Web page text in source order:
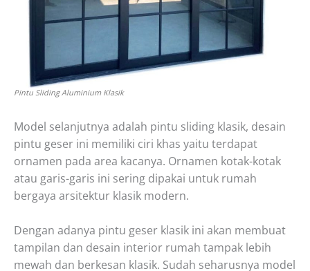
Pintu Sliding Aluminium Klasik
Model selanjutnya adalah pintu sliding klasik, desain
pintu geser ini memiliki ciri khas yaitu terdapat
ornamen pada area kacanya. Ornamen kotak-kotak
atau garis-garis ini sering dipakai untuk rumah
bergaya arsitektur klasik modern.
Dengan adanya pintu geser klasik ini akan membuat
tampilan dan desain interior rumah tampak lebih
mewah dan berkesan klasik. Sudah seharusnya model